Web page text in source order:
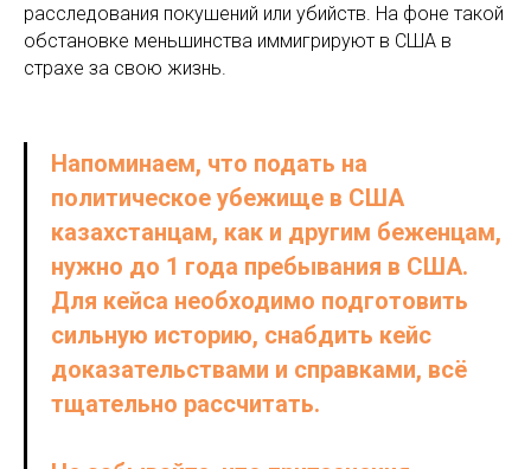
расследования покушений или убийств. На фоне такой
обстановке меньшинства иммигрируют в США в
страхе за свою жизнь.
Напоминаем, что подать на
политическое убежище в США
казахстанцам, как и другим беженцам,
нужно до 1 года пребывания в США.
Для кейса необходимо подготовить
сильную историю, снабдить кейс
доказательствами и справками, всё
тщательно рассчитать.